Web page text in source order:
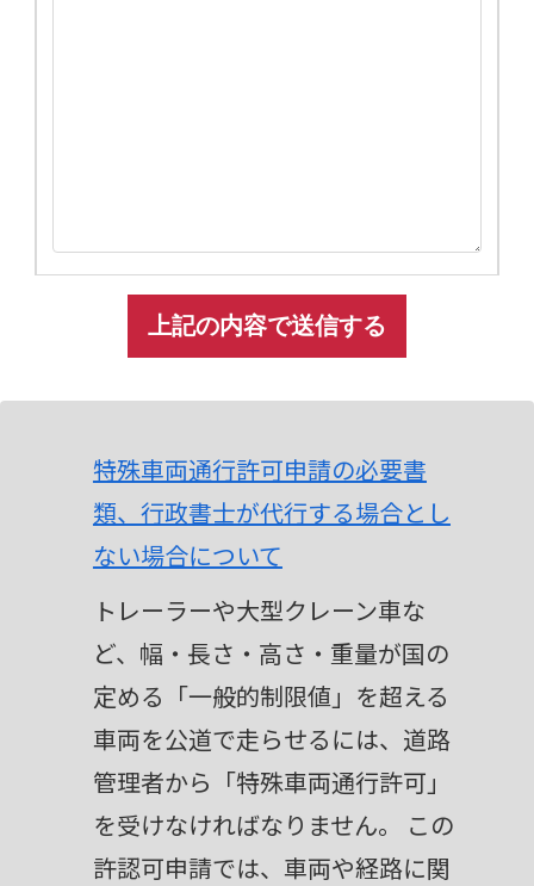
特殊車両通行許可申請の必要書
類、行政書士が代行する場合とし
ない場合について
トレーラーや大型クレーン車な
ど、幅・長さ・高さ・重量が国の
定める「一般的制限値」を超える
車両を公道で走らせるには、道路
管理者から「特殊車両通行許可」
を受けなければなりません。 この
許認可申請では、車両や経路に関